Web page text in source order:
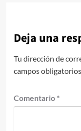
Deja una
Tu dirección de
campos
Comentario *